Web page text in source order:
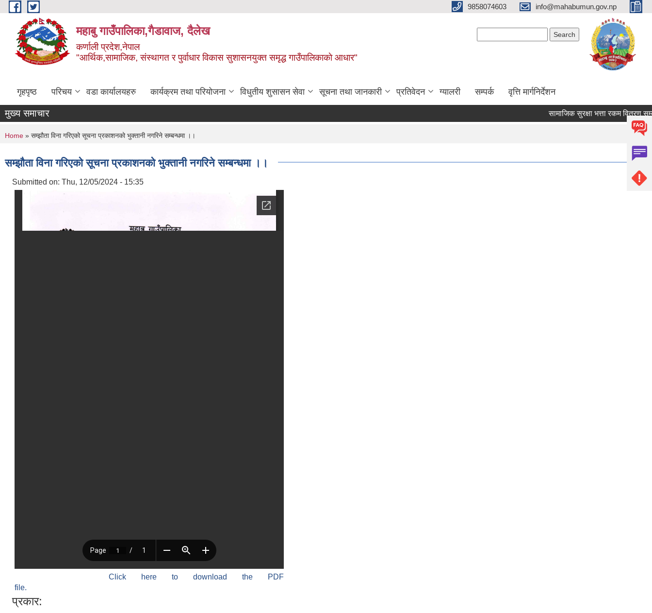
Skip to main content 9858074603 info@mahabumun.gov.np
महाबु गाउँपालिका,गैडावाज, दैलेख
कर्णाली प्रदेश,नेपाल
"आर्थिक,सामाजिक, संस्थागत र पुर्वाधार विकास सुशासनयुक्त समृद्ध गाउँपालिकाकाे आधार"
गृहपृष्ठ परिचय वडा कार्यालयहरु कार्यक्रम तथा परियोजना विधुतीय शुसासन सेवा सूचना तथा जानकारी प्रतिवेदन ग्यालरी सम्पर्क वृत्ति मार्गनिर्देशन
मुख्य समाचार सामाजिक सुरक्षा भत्ता रकम वितरण
You are here
Home » सम्झौता विना गरिएको सूचना प्रकाशनको भुक्तानी नगरिने सम्बन्धमा ।।
सम्झौता विना गरिएको सूचना प्रकाशनको भुक्तानी नगरिने सम्बन्धमा ।।
Submitted on: Thu, 12/05/2024 - 15:35
Click here to download the PDF
file.
प्रकार: